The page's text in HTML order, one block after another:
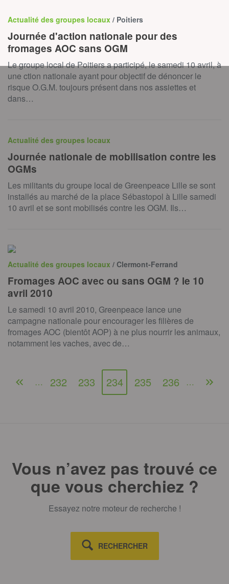
Actualité des groupes locaux / Poitiers
Journée d'action nationale pour des
fromages AOC sans OGM
Le groupe local de Poitiers a participé, le samedi 10 avril, à
une ction nationale ayant pour objectif de dénoncer le
risque O.G.M. toujours présent dans nos assiettes et
dans…
Actualité des groupes locaux
Journée nationale de mobilisation contre les
OGMs
Les militants du groupe local de Greenpeace Lille se sont
installés au marché de la place Sébastopol à Lille samedi
10 avril et se sont mobilisés contre les OGM. Ils…
Actualité des groupes locaux / Clermont-Ferrand
Fromages AOC avec ou sans OGM ? le 10
avril 2010
Le samedi 10 avril 2010, Greenpeace lance une
campagne nationale pour encourager les filières de
fromages AOC (bientôt AOP) à ne plus nourrir les animaux,
notamment les vaches, avec de…
… 232 233 234 235 236 …
Vous n’avez pas trouvé ce
que vous cherchiez ?
Essayez notre moteur de recherche !
RECHERCHER